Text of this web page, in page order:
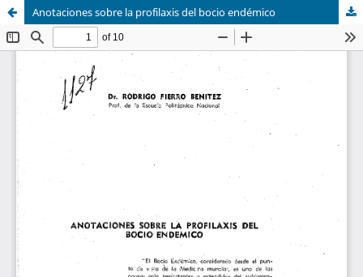
Anotaciones sobre la profilaxis del bocio endémico